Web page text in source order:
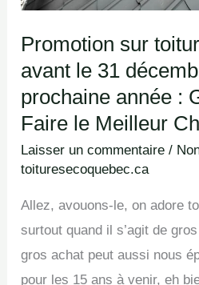
Promotion sur
avant le 31
prochaine année :
Faire le Meilleur
Laisser un commentaire /
toituresecoquebec.ca
Allez, avouons-le, on adore
surtout quand il s’agit de
gros achat peut aussi nous
pour les 15 ans à venir, eh
pour
la
prochaine
année
:
Guide
Meilleur